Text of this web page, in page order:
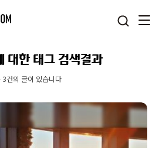
대한 태그 검색결과
3건의 글이 있습니다